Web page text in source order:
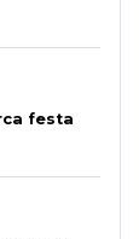
festa